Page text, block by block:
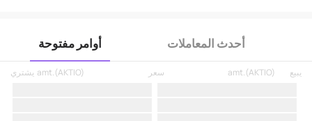
أوامر مفتوحة أحدث المعاملات
يشتري amt.(AKTIO) سعر يبيع amt.(AKTIO)